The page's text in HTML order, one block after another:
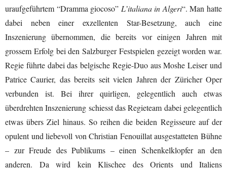
uraufgeführtem “Dramma giocoso” L’italiana in Algeri“. Man hatte
dabei neben einer exzellenten Star-Besetzung, auch eine
Inszenierung übernommen, die bereits vor einigen Jahren mit
grossem Erfolg bei den Salzburger Festspielen gezeigt worden war.
Regie führte dabei das belgische Regie-Duo aus Moshe Leiser und
Patrice Caurier, das bereits seit vielen Jahren der Züricher Oper
verbunden ist. Bei ihrer quirligen, gelegentlich auch etwas
überdrehten Inszenierung schiesst das Regieteam dabei gelegentlich
etwas übers Ziel hinaus. So reihen die beiden Regisseure auf der
opulent und liebevoll von Christian Fenouillat ausgestatteten Bühne
– zur Freude des Publikums – einen Schenkelklopfer an den
anderen. Da wird kein Klischee des Orients und Italiens